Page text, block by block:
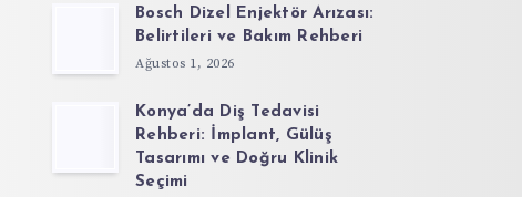
Bosch Dizel Enjektör Arızası:
Belirtileri ve Bakım Rehberi
Ağustos 1, 2026
Konya’da Diş Tedavisi
Rehberi: İmplant, Gülüş
Tasarımı ve Doğru Klinik
Seçimi